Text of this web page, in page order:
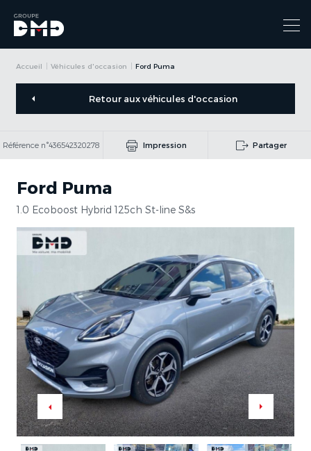
Accueil Véhicules d'occasion Ford Puma
Retour aux véhicules d'occasion
Référence n°436542320278 Impression Partager
Ford Puma
1.0 Ecoboost Hybrid 125ch St-line S&s